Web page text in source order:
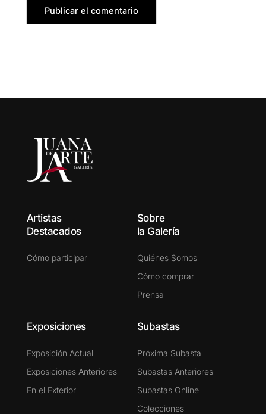
Artistas
Destacados
Cómo participar
Sobre
la Galería
Quiénes Somos
Cómo comprar
Prensa
Exposiciones
Exposición Actual
Exposiciones Anteriores
En el Exterior
Subastas
Próxima Subasta
Subastas Anteriores
Subastas Online
Colecciones